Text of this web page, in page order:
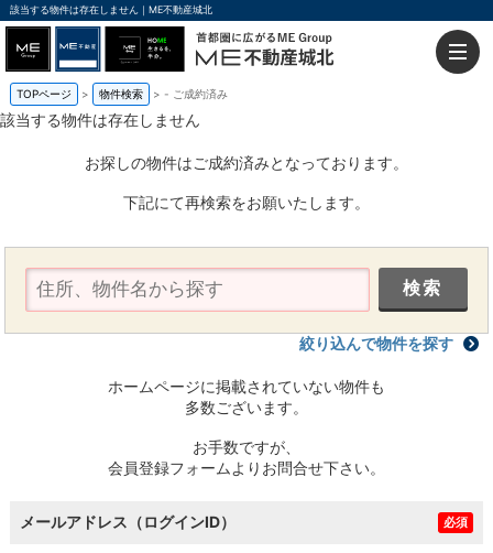
該当する物件は存在しません｜ME不動産城北
TOPページ 物件検索 - ご成約済み
該当する物件は存在しません
お探しの物件はご成約済みとなっております。
下記にて再検索をお願いたします。
絞り込んで物件を探す
ホームページに掲載されていない物件も
多数ございます。
お手数ですが、
会員登録フォームよりお問合せ下さい。
メールアドレス（ログインID） 必須